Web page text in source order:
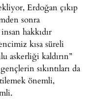
Erdoğan çıkıp
sonra
hakkıdır
kısa süreli
askerliği kaldırın”
sıkıntıları da
önemli,